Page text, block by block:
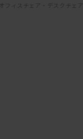
オフィスチェア・デスクチェア